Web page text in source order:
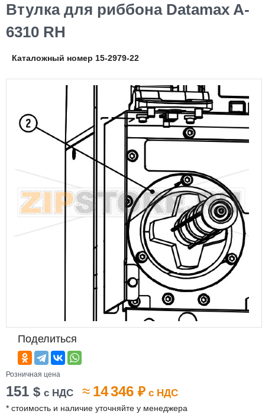
Втулка для риббона Datamax A-
6310 RH
Каталожный номер 15-2979-22
Поделиться
Розничная цена
151 $ с НДС ≈ 14 346 ₽ с НДС
* стоимость и наличие уточняйте у менеджера